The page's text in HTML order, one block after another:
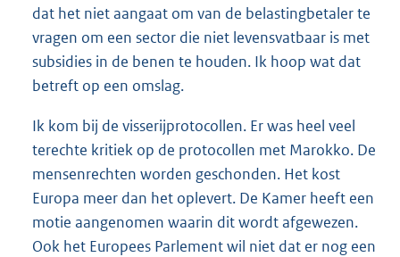
dat het niet aangaat om van de belastingbetaler te
vragen om een sector die niet levensvatbaar is met
subsidies in de benen te houden. Ik hoop wat dat
betreft op een omslag.
Ik kom bij de visserijprotocollen. Er was heel veel
terechte kritiek op de protocollen met Marokko. De
mensenrechten worden geschonden. Het kost
Europa meer dan het oplevert. De Kamer heeft een
motie aangenomen waarin dit wordt afgewezen.
Ook het Europees Parlement wil niet dat er nog een